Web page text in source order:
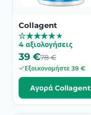
Collagent
★★
★★
★★
★★
★★
4 αξιολογήσεις
39 €78 €
Εξοικονομήστε 39 €
Αγορά Collagent